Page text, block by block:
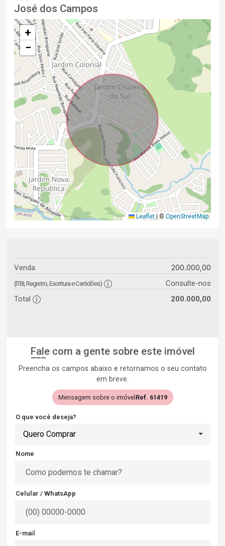
José dos Campos
+
−
Leaflet ©OpenStreetMap
Venda 200.000,00
(ITBI, Registro, Escritura e Certidões)
Consulte-nos
Total
200.000,00
Fale com a gente sobre este imóvel
Preencha os campos abaixo e retornamos o seu contato
em breve.
Mensagem sobre o imóvel Ref. 61419
O que você deseja?
Quero Comprar
Nome
Celular / WhatsApp
E-mail